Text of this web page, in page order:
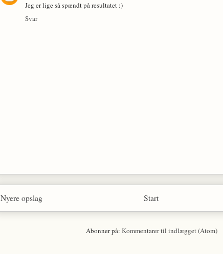
Jeg er lige så spændt på resultatet :)
Svar
Nyere opslag Start
Abonner på: Kommentarer til indlægget (Atom)